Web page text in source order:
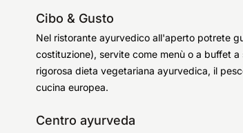
Cibo & Gusto
Nel ristorante ayurvedico all'aperto potrete
costituzione), servite come menù o a buffet
rigorosa dieta vegetariana ayurvedica, il
cucina europea.
Centro ayurveda